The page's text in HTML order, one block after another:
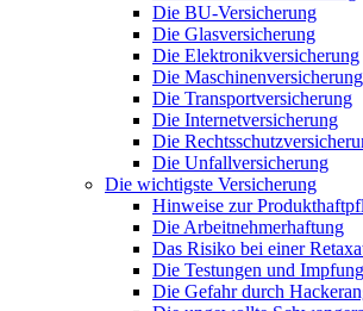
Die BU-Versicherung
Die Glasversicherung
Die Elektronikversicherung
Die Maschinenversicherung
Die Transportversicherung
Die Internetversicherung
Die
Die Unfallversicherung
Die wichtigste Versicherung
Hinweise zur
Die Arbeitnehmerhaftung
Das Risiko bei einer
Die Testungen und
Die Gefahr durch